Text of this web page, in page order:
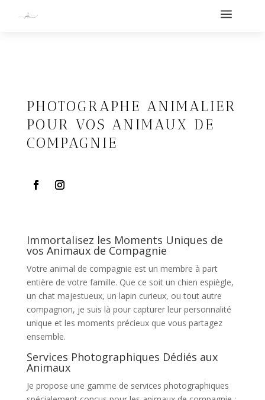
a
PHOTOGRAPHE ANIMALIER
POUR VOS ANIMAUX DE
COMPAGNIE
Immortalisez les Moments Uniques de
vos Animaux de Compagnie
Votre animal de compagnie est un membre à part
entière de votre famille. Que ce soit un chien espiègle,
un chat majestueux, un lapin curieux, ou tout autre
compagnon, je suis là pour capturer leur personnalité
unique et les moments précieux que vous partagez
ensemble.
Services Photographiques Dédiés aux
Animaux
Je propose une gamme de services photographiques